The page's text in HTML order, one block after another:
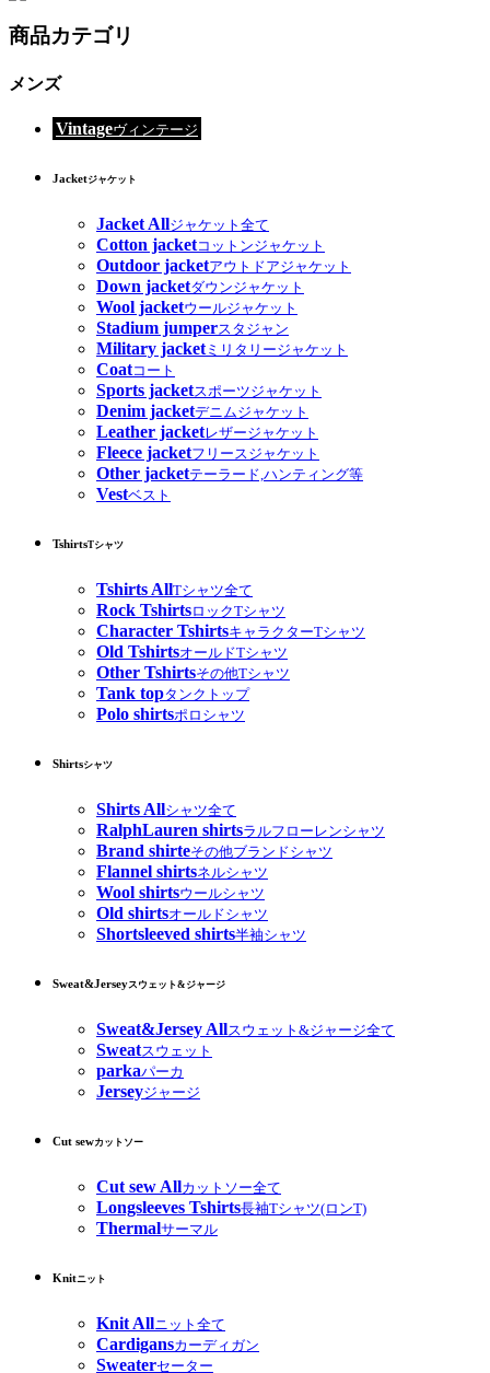
商品カテゴリ
メンズ
Vintageヴィンテージ
Jacketジャケット
Jacket Allジャケット全て
Cotton jacketコットンジャケット
Outdoor jacketアウトドアジャケット
Down jacketダウンジャケット
Wool jacketウールジャケット
Stadium jumperスタジャン
Military jacketミリタリージャケット
Coatコート
Sports jacketスポーツジャケット
Denim jacketデニムジャケット
Leather jacketレザージャケット
Fleece jacketフリースジャケット
Other jacketテーラード,ハンティング等
Vestベスト
TshirtsTシャツ
Tshirts AllTシャツ全て
Rock TshirtsロックTシャツ
Character TshirtsキャラクターTシャツ
Old TshirtsオールドTシャツ
Other Tshirtsその他Tシャツ
Tank topタンクトップ
Polo shirtsポロシャツ
Shirtsシャツ
Shirts Allシャツ全て
RalphLauren shirtsラルフローレンシャツ
Brand shirteその他ブランドシャツ
Flannel shirtsネルシャツ
Wool shirtsウールシャツ
Old shirtsオールドシャツ
Shortsleeved shirts半袖シャツ
Sweat&Jerseyスウェット&ジャージ
Sweat&Jersey Allスウェット&ジャージ全て
Sweatスウェット
parkaパーカ
Jerseyジャージ
Cut sewカットソー
Cut sew Allカットソー全て
Longsleeves Tshirts長袖Tシャツ(ロンT)
Thermalサーマル
Knitニット
Knit Allニット全て
Cardigansカーディガン
Sweaterセーター